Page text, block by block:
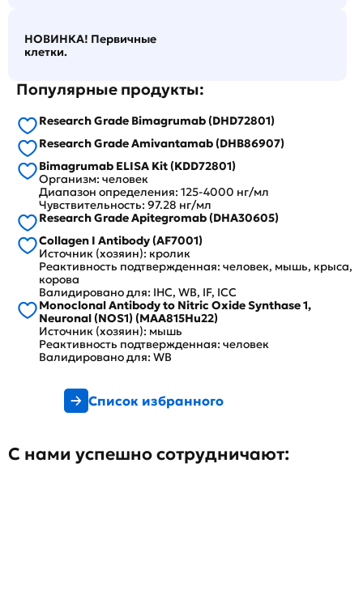
НОВИНКА! Первичные
клетки.
Популярные продукты:
Research Grade Bimagrumab (DHD72801)
Research Grade Amivantamab (DHB86907)
Bimagrumab ELISA Kit (KDD72801)
Организм: человек
Диапазон определения: 125-4000 нг/мл
Чувствительность: 97.28 нг/мл
Research Grade Apitegromab (DHA30605)
Collagen I Antibody (AF7001)
Источник (хозяин): кролик
Реактивность подтвержденная: человек, мышь, крыса,
корова
Валидировано для: IHC, WB, IF, ICC
Monoclonal Antibody to Nitric Oxide Synthase 1,
Neuronal (NOS1) (MAA815Hu22)
Источник (хозяин): мышь
Реактивность подтвержденная: человек
Валидировано для: WB
Список избранного
С нами успешно сотрудничают: